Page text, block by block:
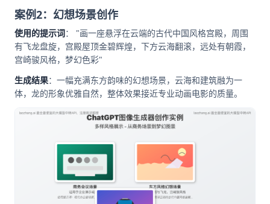
案例2：幻想场景创作
使用的提示词： "画一座悬浮在云端的古代中国风格宫殿，周围
有飞龙盘旋，宫殿屋顶金碧辉煌，下方云海翻滚，远处有朝霞，
宫崎骏风格，梦幻色彩"
生成结果：一幅充满东方韵味的幻想场景，云海和建筑融为一
体，龙的形象优雅自然，整体效果接近专业动画电影的质量。